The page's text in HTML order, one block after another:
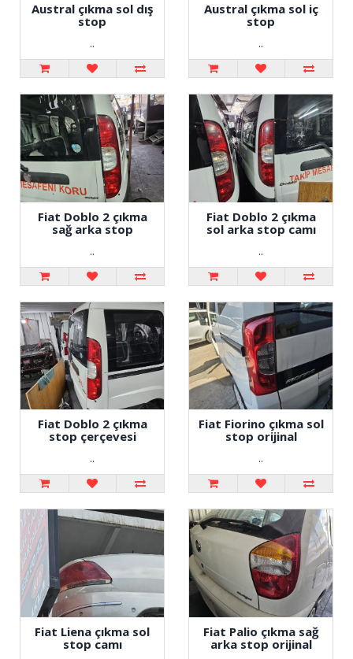
Austral çıkma sol dış
stop
..
Austral çıkma sol iç
stop
..
Fiat Doblo 2 çıkma
sağ arka stop
..
Fiat Doblo 2 çıkma
sol arka stop camı
..
Fiat Doblo 2 çıkma
stop çerçevesi
..
Fiat Fiorino çıkma sol
stop orijinal
..
Fiat Liena çıkma sol
stop camı
Fiat Palio çıkma sağ
arka stop orijinal